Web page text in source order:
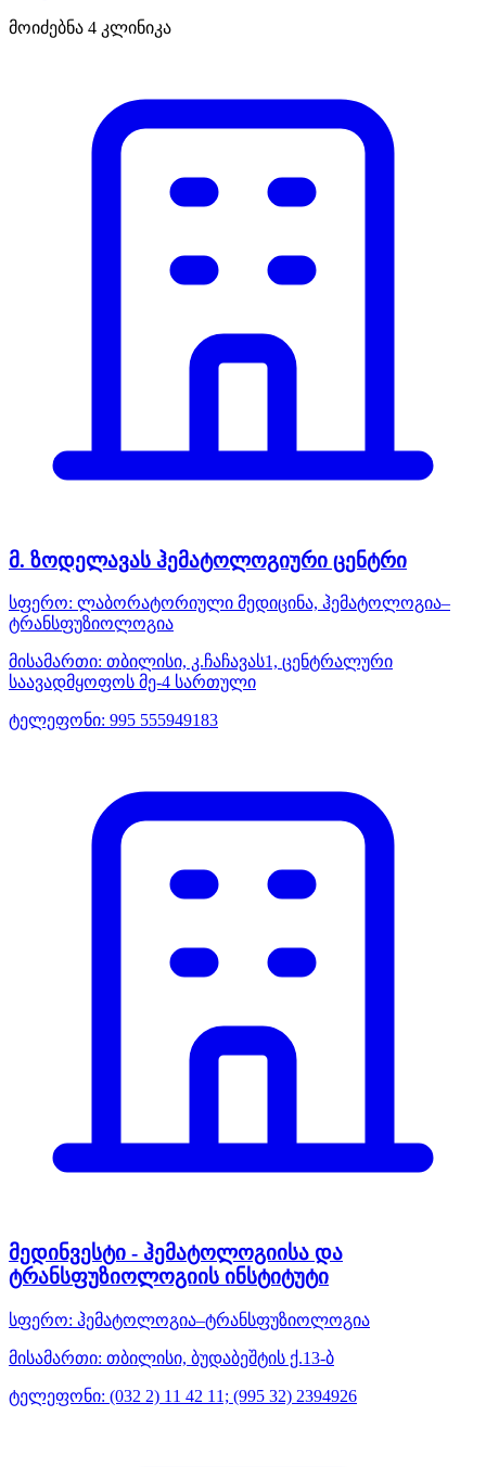
მოიძებნა 4 კლინიკა
მ. ზოდელავას ჰემატოლოგიური ცენტრი
სფერო: ლაბორატორიული მედიცინა, ჰემატოლოგია–
ტრანსფუზიოლოგია
მისამართი: თბილისი, კ.ჩაჩავას1, ცენტრალური
საავადმყოფოს მე-4 სართული
ტელეფონი: 995 555949183
მედინვესტი - ჰემატოლოგიისა და
ტრანსფუზიოლოგიის ინსტიტუტი
სფერო: ჰემატოლოგია–ტრანსფუზიოლოგია
მისამართი: თბილისი, ბუდაბეშტის ქ.13-ბ
ტელეფონი: (032 2) 11 42 11; (995 32) 2394926